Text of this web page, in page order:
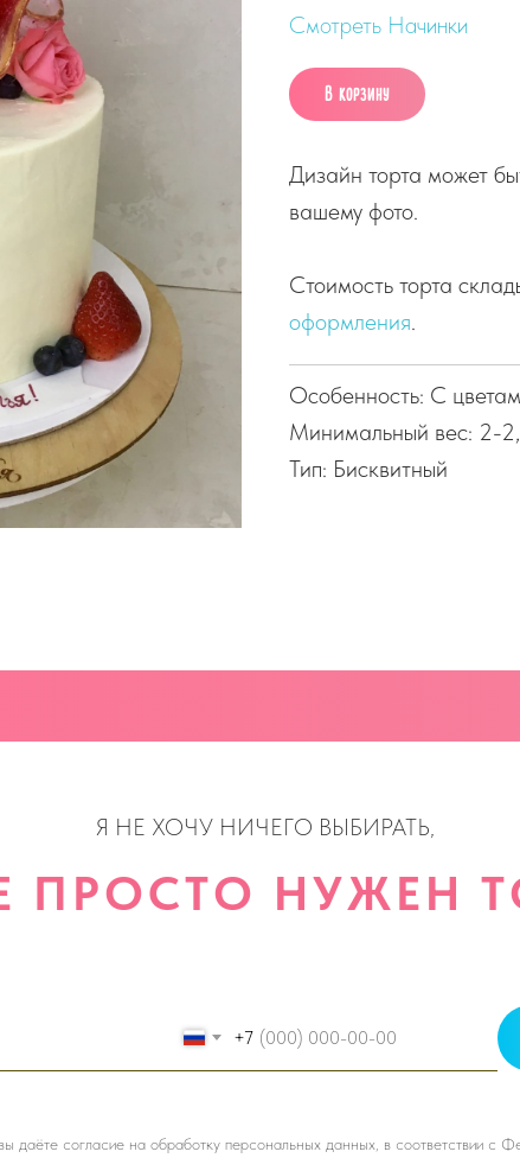
Смотреть Начинки
В корзину
Дизайн торта может
вашему фото.
Стоимость торта
оформления.
Особенность: С
Минимальный вес: 2-
Тип: Бисквитный
Я НЕ ХОЧУ НИЧЕГО ВЫБИРАТЬ,
ПРОСТО НУЖЕН
+7
даёте согласие на обработку персональных данных, в соответствии с